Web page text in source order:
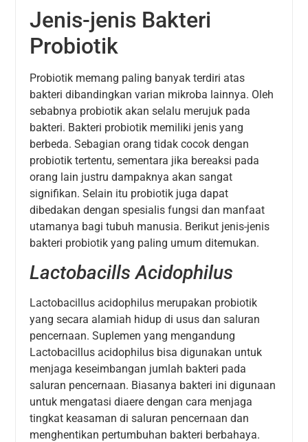
Jenis-jenis Bakteri
Probiotik
Probiotik memang paling banyak terdiri atas
bakteri dibandingkan varian mikroba lainnya. Oleh
sebabnya probiotik akan selalu merujuk pada
bakteri. Bakteri probiotik memiliki jenis yang
berbeda. Sebagian orang tidak cocok dengan
probiotik tertentu, sementara jika bereaksi pada
orang lain justru dampaknya akan sangat
signifikan. Selain itu probiotik juga dapat
dibedakan dengan spesialis fungsi dan manfaat
utamanya bagi tubuh manusia. Berikut jenis-jenis
bakteri probiotik yang paling umum ditemukan.
Lactobacills Acidophilus
Lactobacillus acidophilus merupakan probiotik
yang secara alamiah hidup di usus dan saluran
pencernaan. Suplemen yang mengandung
Lactobacillus acidophilus bisa digunakan untuk
menjaga keseimbangan jumlah bakteri pada
saluran pencernaan. Biasanya bakteri ini digunaan
untuk mengatasi diaere dengan cara menjaga
tingkat keasaman di saluran pencernaan dan
menghentikan pertumbuhan bakteri berbahaya.